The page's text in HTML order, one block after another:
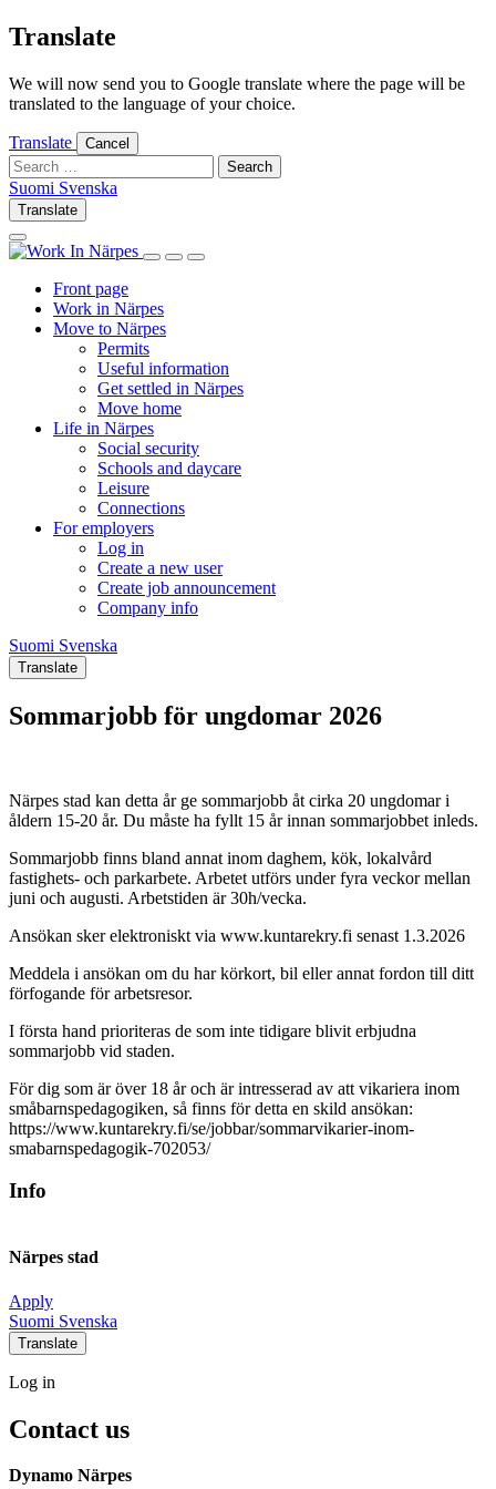
Skip
to
Translate
We will now send you to Google translate where the page will be
translated to the language of your choice.
Translate Cancel
Search
for:
Suomi Suomi
Svenska
Translate
Log
inSearch
this
LogSearchShow
Front page
Work in Närpes
Move to Närpes
Permits
Useful information
Get settled in Närpes
Move home
Life in Närpes
Social security
Schools and daycare
Leisure
Connections
For employers
Log in
Create a new user
Create job announcement
Company info
Suomi Suomi
Svenska
Translate
Sommarjobb för ungdomar 2026
Närpes stad kan detta år ge sommarjobb åt cirka 20 ungdomar i
åldern 15-20 år. Du måste ha fyllt 15 år innan sommarjobbet inleds.
Sommarjobb finns bland annat inom daghem, kök, lokalvård
fastighets- och parkarbete. Arbetet utförs under fyra veckor mellan
juni och augusti. Arbetstiden är 30h/vecka.
Ansökan sker elektroniskt via www.kuntarekry.fi senast 1.3.2026
Meddela i ansökan om du har körkort, bil eller annat fordon till ditt
förfogande för arbetsresor.
I första hand prioriteras de som inte tidigare blivit erbjudna
sommarjobb vid staden.
För dig som är över 18 år och är intresserad av att vikariera inom
småbarnspedagogiken, så finns för detta en skild ansökan:
https://www.kuntarekry.fi/se/jobbar/sommarvikarier-inom-
smabarnspedagogik-702053/
Info
Närpes stad
Apply
Social
link
Social
link
Social
link
Social
link
Suomi Svenska
Translate
Log
Log in
Contact us
Dynamo Närpes